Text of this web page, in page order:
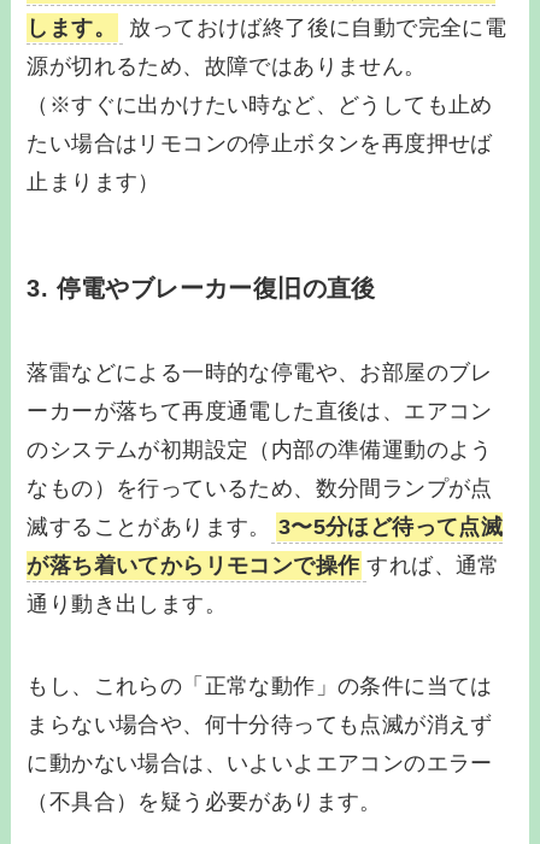
します。
放っておけば終了後に自動で完全に電
源が切れるため、故障ではありません。
（※すぐに出かけたい時など、どうしても止め
たい場合はリモコンの停止ボタンを再度押せば
止まります）
3. 停電やブレーカー復旧の直後
落雷などによる一時的な停電や、お部屋のブレ
ーカーが落ちて再度通電した直後は、エアコン
のシステムが初期設定（内部の準備運動のよう
なもの）を行っているため、数分間ランプが点
滅することがあります。
3〜5分ほど待って点滅
が落ち着いてからリモコンで操作 すれば、通常
通り動き出します。
もし、これらの「正常な動作」の条件に当ては
まらない場合や、何十分待っても点滅が消えず
に動かない場合は、いよいよエアコンのエラー
（不具合）を疑う必要があります。